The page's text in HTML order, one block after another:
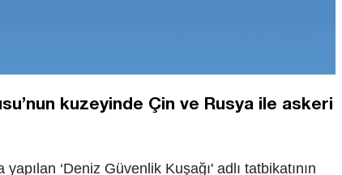
kuzeyinde Çin ve Rusya ile askeri
‘Deniz Güvenlik Kuşağı' adlı tatbikatının